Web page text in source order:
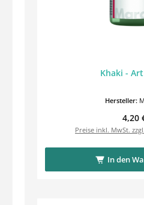
Khaki -
Hersteller:
4,20
Preise inkl. MwSt.
In den